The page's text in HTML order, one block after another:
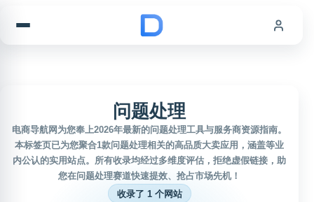
问题处理
电商导航网为您奉上2026年最新的问题处理工具与服务商资源指南。
本标签页已为您聚合1款问题处理相关的高品质大卖应用，涵盖等业
内公认的实用站点。所有收录均经过多维度评估，拒绝虚假链接，助
您在问题处理赛道快速提效、抢占市场先机！
收录了 1 个网站